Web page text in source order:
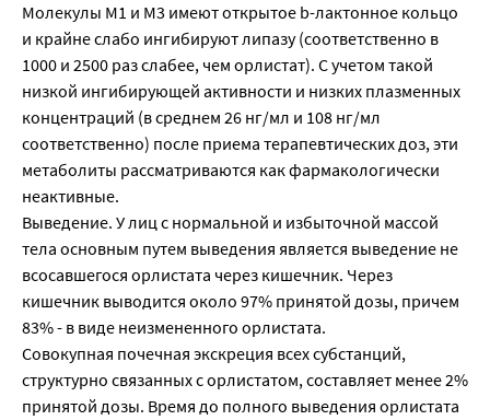
Молекулы М1 и М3 имеют открытое b-лактонное кольцо
и крайне слабо ингибируют липазу (соответственно в
1000 и 2500 раз слабее, чем орлистат). С учетом такой
низкой ингибирующей активности и низких плазменных
концентраций (в среднем 26 нг/мл и 108 нг/мл
соответственно) после приема терапевтических доз, эти
метаболиты рассматриваются как фармакологически
неактивные.
Выведение. У лиц с нормальной и избыточной массой
тела основным путем выведения является выведение не
всосавшегося орлистата через кишечник. Через
кишечник выводится около 97% принятой дозы, причем
83% - в виде неизмененного орлистата.
Совокупная почечная экскреция всех субстанций,
структурно связанных с орлистатом, составляет менее 2%
принятой дозы. Время до полного выведения орлистата